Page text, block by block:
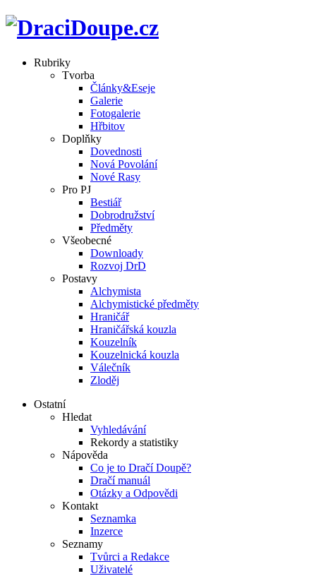
Rubriky
Tvorba
Články&Eseje
Galerie
Fotogalerie
Hřbitov
Doplňky
Dovednosti
Nová Povolání
Nové Rasy
Pro PJ
Bestiář
Dobrodružství
Předměty
Všeobecné
Downloady
Rozvoj DrD
Postavy
Alchymista
Alchymistické předměty
Hraničář
Hraničářská kouzla
Kouzelník
Kouzelnická kouzla
Válečník
Zloděj
Ostatní
Hledat
Vyhledávání
Rekordy a statistiky
Nápověda
Co je to Dračí Doupě?
Dračí manuál
Otázky a Odpovědi
Kontakt
Seznamka
Inzerce
Seznamy
Tvůrci a Redakce
Uživatelé